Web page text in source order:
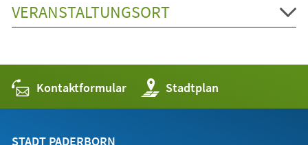
VERANSTALTUNGSORT
Kontaktformular Stadtplan
(Öffnet
in
einem
STADT PADERBORN